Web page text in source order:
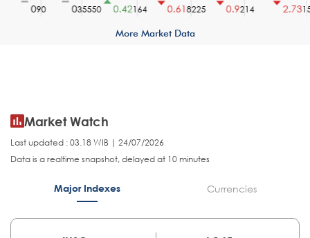
90 35550
0.42164
0.618225
0.9214
2.73
More Market Data
Market Watch
Last updated : 03.18 WIB | 24/07/2026
Data is a realtime snapshot, delayed at 10 minutes
Major Indexes Currencies